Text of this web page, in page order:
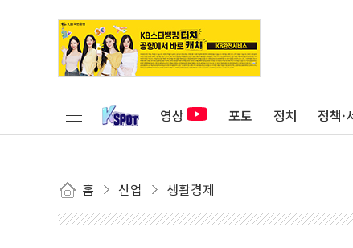
영상 포토 정치 정책·
홈 산업 생활경제